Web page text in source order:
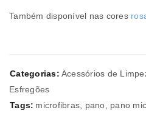
Também disponível nas cores
Categorias: Acessórios de
Esfregões
Tags: microfibras, pano, pano